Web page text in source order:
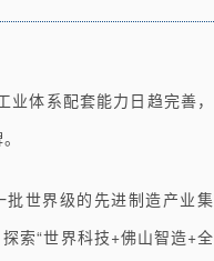
体系配套能力日趋完善，
世界级的先进制造产业集
索“世界科技+佛山智造+全